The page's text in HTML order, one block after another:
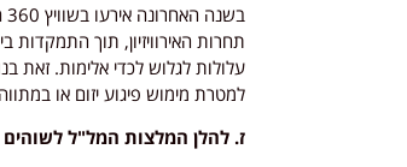
תחרות האירוויזיון, תוך
עלולות לגלוש לכדי אלימות. זאת
למטרת מימוש פיגוע יזום או
ז. להלן המלצות המל"ל לשוהים